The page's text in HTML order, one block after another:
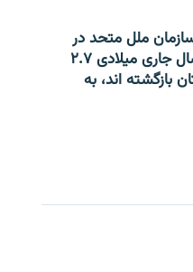
ملل متحد در
افغانستان (اوچا) می‌گوید که در سال جاری میلادی ۲.۷
بازگشته اند، به